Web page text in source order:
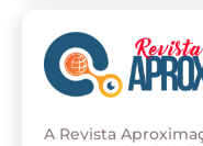
A Revista